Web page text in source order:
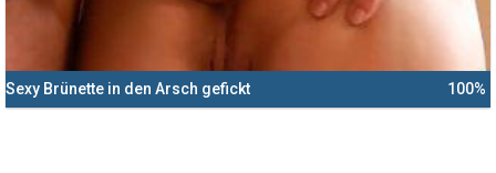
Sexy Brünette in den Arsch gefickt 100%